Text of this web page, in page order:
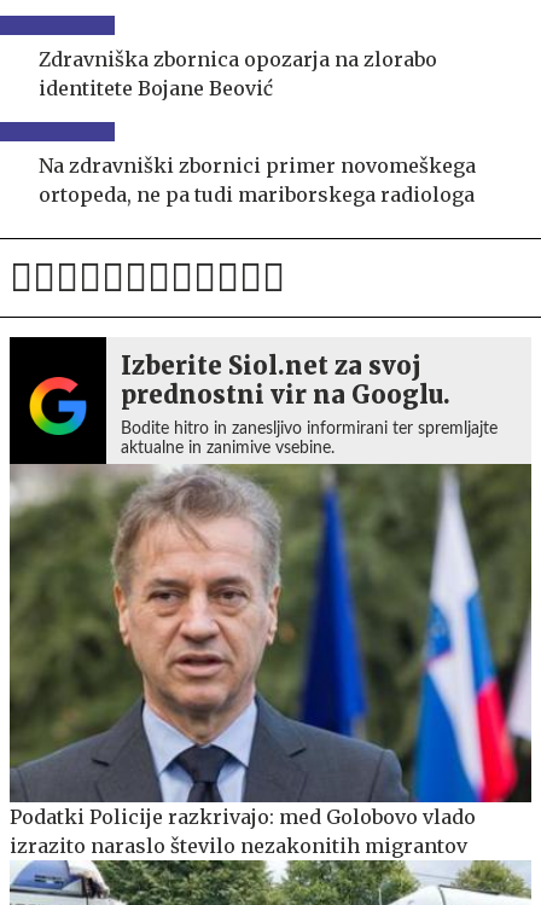
Zdravniška zbornica opozarja na zlorabo
identitete Bojane Beović
Na zdravniški zbornici primer novomeškega
ortopeda, ne pa tudi mariborskega radiologa
Izberite Siol.net za svoj
prednostni vir na Googlu.
Bodite hitro in zanesljivo informirani ter spremljajte
aktualne in zanimive vsebine.
Podatki Policije razkrivajo: med Golobovo vlado
izrazito naraslo število nezakonitih migrantov